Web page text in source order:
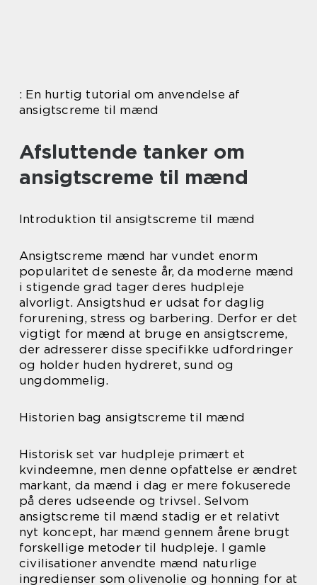
: En hurtig tutorial om anvendelse af
ansigtscreme til mænd
Afsluttende tanker om
ansigtscreme til mænd
Introduktion til ansigtscreme til mænd
Ansigtscreme mænd har vundet enorm
popularitet de seneste år, da moderne mænd
i stigende grad tager deres hudpleje
alvorligt. Ansigtshud er udsat for daglig
forurening, stress og barbering. Derfor er det
vigtigt for mænd at bruge en ansigtscreme,
der adresserer disse specifikke udfordringer
og holder huden hydreret, sund og
ungdommelig.
Historien bag ansigtscreme til mænd
Historisk set var hudpleje primært et
kvindeemne, men denne opfattelse er ændret
markant, da mænd i dag er mere fokuserede
på deres udseende og trivsel. Selvom
ansigtscreme til mænd stadig er et relativt
nyt koncept, har mænd gennem årene brugt
forskellige metoder til hudpleje. I gamle
civilisationer anvendte mænd naturlige
ingredienser som olivenolie og honning for at